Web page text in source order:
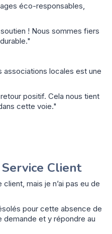
éco-responsables,
! Nous sommes fiers
associations locales est une
positif. Cela nous tient
cette voie."
Client
mais je n’ai pas eu de
pour cette absence de
demande et y répondre au